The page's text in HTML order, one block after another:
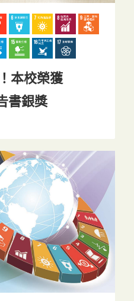
本校榮獲
書銀獎